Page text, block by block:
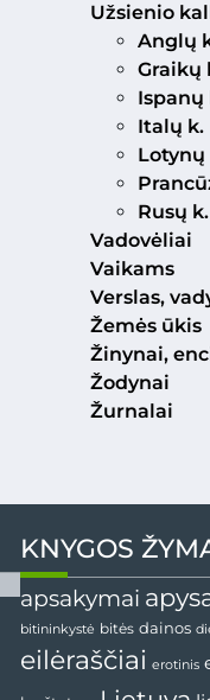
Užsienio
Anglų
Graikų
Ispanų
Italų k.
Lotynų
Rusų k.
Vadovėliai
Vaikams
Verslas,
Žemės ūkis
Žinynai,
Žodynai
Žurnalai
KNYGOS
apsakymai
bitininkystė bitės dainos
eilėraščiai erotinis